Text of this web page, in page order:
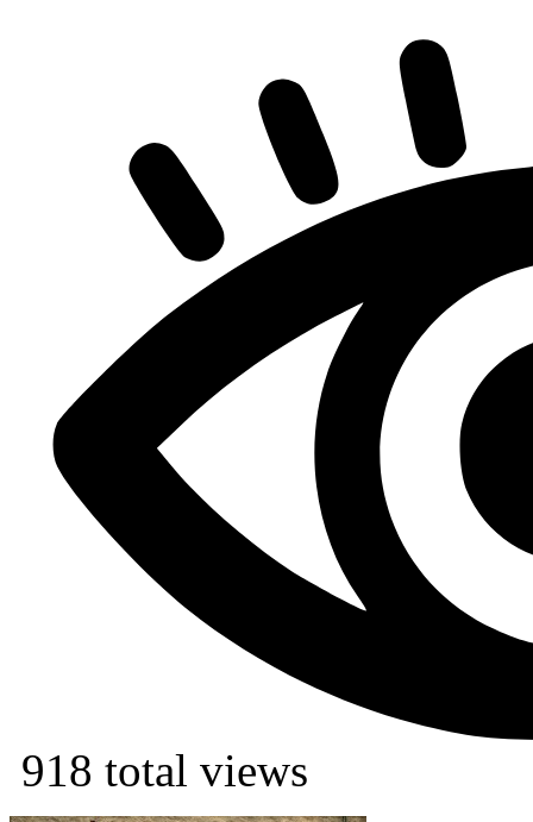
918 total views